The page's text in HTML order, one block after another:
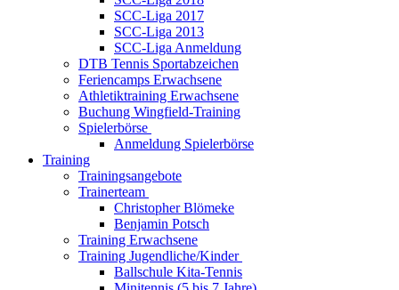
SCC-Liga 2017
SCC-Liga 2013
SCC-Liga Anmeldung
DTB Tennis Sportabzeichen
Feriencamps Erwachsene
Athletiktraining Erwachsene
Buchung Wingfield-Training
Spielerbörse
Anmeldung Spielerbörse
Training
Trainingsangebote
Trainerteam
Christopher Blömeke
Benjamin Potsch
Training Erwachsene
Training Jugendliche/Kinder
Ballschule Kita-Tennis